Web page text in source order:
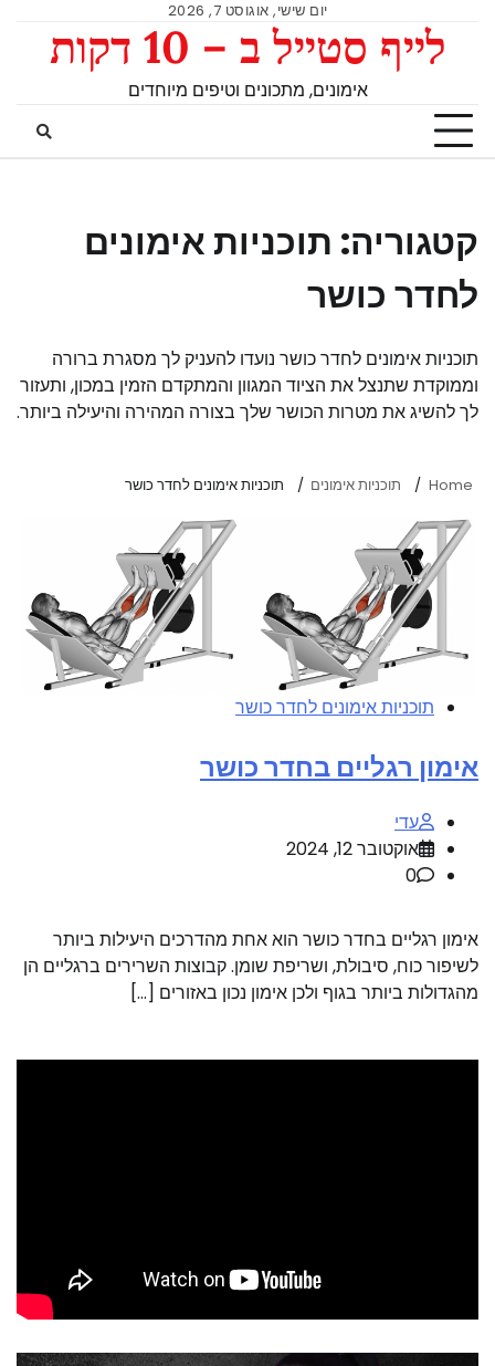
יום שישי, אוגוסט 7, 2026
לייף סטייל ב – 10 דקות
אימונים, מתכונים וטיפים מיוחדים
קטגוריה: תוכניות אימונים
לחדר כושר
תוכניות אימונים לחדר כושר נועדו להעניק לך מסגרת ברורה
וממוקדת שתנצל את הציוד המגוון והמתקדם הזמין במכון, ותעזור
לך להשיג את מטרות הכושר שלך בצורה המהירה והיעילה ביותר.
Home תוכניות אימונים תוכניות אימונים לחדר כושר
תוכניות אימונים לחדר כושר
אימון רגליים בחדר כושר
עדי
אוקטובר 12, 2024
0
אימון רגליים בחדר כושר הוא אחת מהדרכים היעילות ביותר
לשיפור כוח, סיבולת, ושריפת שומן. קבוצות השרירים ברגליים הן
מהגדולות ביותר בגוף ולכן אימון נכון באזורים […]